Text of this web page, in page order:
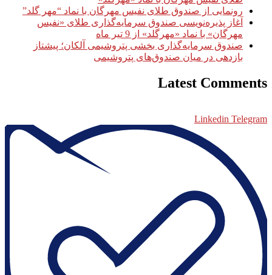
رونمایی از صندوق طلای نفیس مهرگان با نماد “مهر گلد”
آغاز پذیره‌نویسی صندوق سرمایه‌گذاری طلای «نفیس
مهرگان» با نماد «مهرگلد» از 9 تیر ماه
صندوق سرمایه‌گذاری بخشی پتروشیمی آلکان؛ پیشتاز
بازدهی در میان صندوق‌های پتروشیمی
Latest Comments
Linkedin Telegram